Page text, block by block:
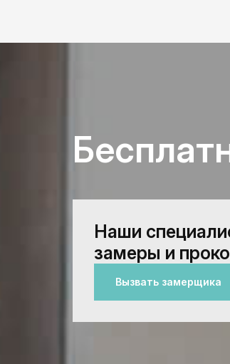
Наши
замеры и
Вызвать замерщика